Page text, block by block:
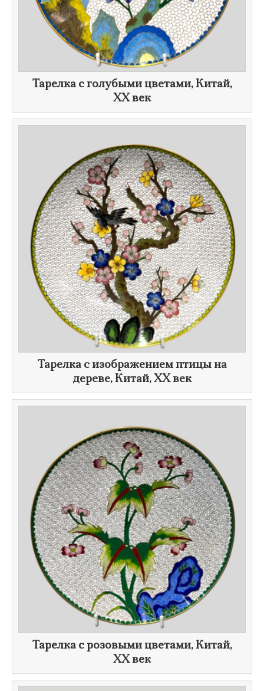
Тарелка с голубыми цветами, Китай,
XX век
​Тарелка с изображением птицы на
дереве, Китай, XX век
​Тарелка с розовыми цветами, Китай,
XX век